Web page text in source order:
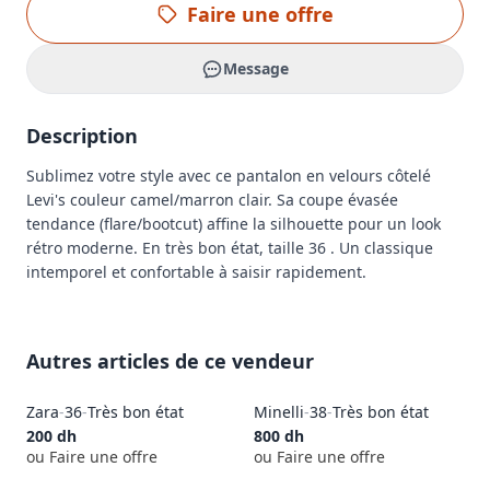
Faire une offre
Message
Description
Sublimez votre style avec ce pantalon en velours côtelé
Levi's couleur camel/marron clair. Sa coupe évasée
tendance (flare/bootcut) affine la silhouette pour un look
rétro moderne. En très bon état, taille 36 . Un classique
intemporel et confortable à saisir rapidement.
Autres articles de ce vendeur
Zara-36-Très bon état
200 dh
ou Faire une offre
Minelli-38-Très bon état
800 dh
ou Faire une offre